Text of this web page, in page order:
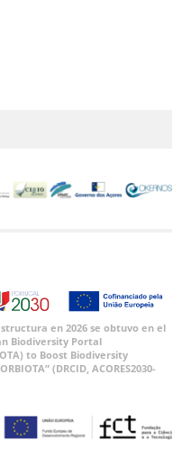
en 2026 se obtuvo en el
Biodiversity Portal
to Boost Biodiversity
(DRCID, ACORES2030-